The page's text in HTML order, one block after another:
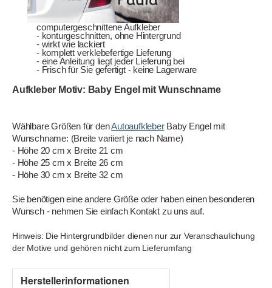
computergeschnittene Aufkleber
- konturgeschnitten, ohne Hintergrund
- wirkt wie lackiert
- komplett verklebefertige Lieferung
- eine Anleitung liegt jeder Lieferung bei
- Frisch für Sie gefertigt - keine Lagerware
Aufkleber Motiv: Baby Engel mit Wunschname
Wählbare Größen für denAutoaufkleberBaby Engel mit
Wunschname: (Breite variiert je nach Name)
- Höhe 20 cm x Breite 21 cm
- Höhe 25 cm x Breite 26 cm
- Höhe 30 cm x Breite 32 cm
Sie benötigen eine andere Größe oder haben einen besonderen
Wunsch - nehmen Sie einfach Kontakt zu uns auf.
Hinweis: Die Hintergrundbilder dienen nur zur Veranschaulichung
der Motive und gehören nicht zum Lieferumfang
Herstellerinformationen